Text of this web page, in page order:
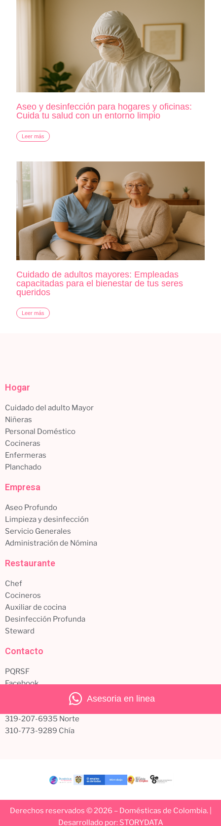
Asesoria en linea
Aseo y desinfección para hogares y oficinas:
Cuida tu salud con un entorno limpio
Leer más
Cuidado de adultos mayores: Empleadas
capacitadas para el bienestar de tus seres
queridos
Leer más
Hogar
Cuidado del adulto Mayor
Niñeras
Personal Doméstico
Cocineras
Enfermeras
Planchado
Empresa
Aseo Profundo
Limpieza y desinfección
Servicio Generales
Administración de Nómina
Restaurante
Chef
Cocineros
Auxiliar de cocina
Desinfección Profunda
Steward
Contacto
PQRSF
Facebook
321-283-7202 Teusaquillo
319-207-6935 Norte
310-773-9289 Chía
Derechos reservados © 2026 – Domésticas de Colombia. |
Desarrollado por: STORYDATA